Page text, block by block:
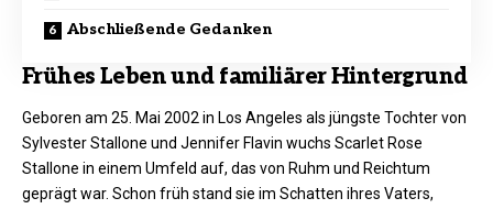
Abschließende Gedanken
Frühes Leben und familiärer Hintergrund
Geboren am 25. Mai 2002 in Los Angeles als jüngste Tochter von
Sylvester Stallone und Jennifer Flavin wuchs Scarlet Rose
Stallone in einem Umfeld auf, das von Ruhm und Reichtum
geprägt war. Schon früh stand sie im Schatten ihres Vaters,